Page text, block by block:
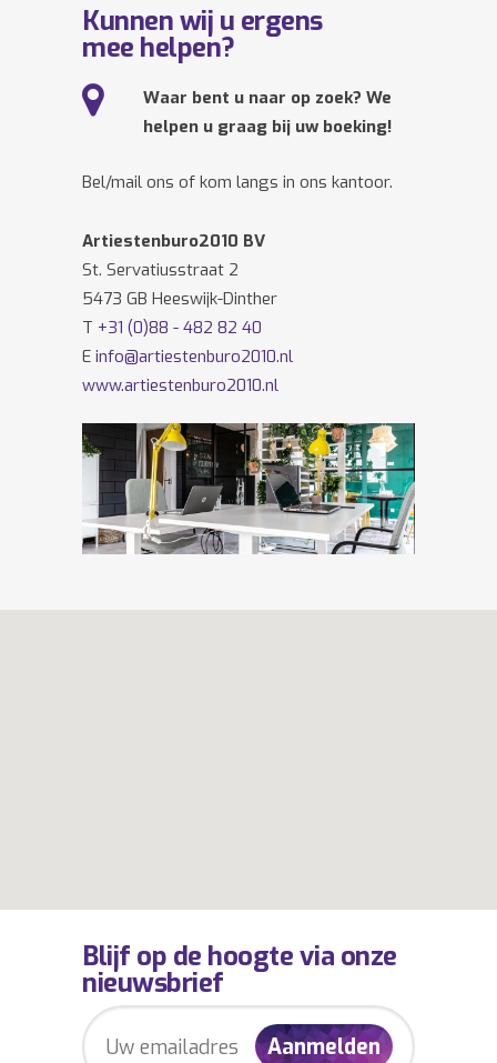
Kunnen wij u ergens
mee helpen?
Waar bent u naar op zoek? We
helpen u graag bij uw boeking!
Bel/mail ons of kom langs in ons kantoor.
Artiestenburo2010 BV
St. Servatiusstraat 2
5473 GB Heeswijk-Dinther
T +31 (0)88 - 482 82 40
E info@artiestenburo2010.nl
www.artiestenburo2010.nl
Volg ons ook opFacebookenTwitter
Blijf op de hoogte via onze
nieuwsbrief